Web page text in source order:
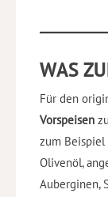
WAS
Für den
Vorspeisen
zum Beispiel
Olivenöl,
Auberginen,